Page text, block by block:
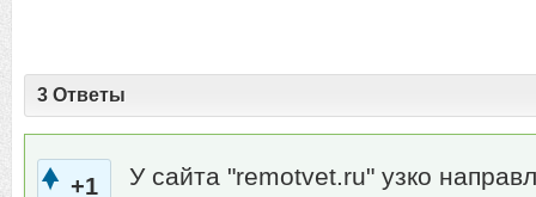
3 Ответы
+1
У сайта "remotvet.ru" узко